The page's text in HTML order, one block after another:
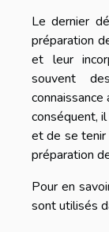
Le dernier
préparation
et leur
souvent
conséquent,
et de se tenir
préparation
Pour en
sont utilisés